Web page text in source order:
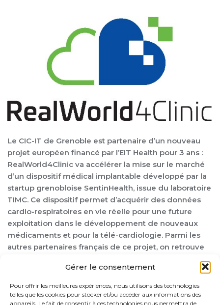
Gérer le consentement
Pour offrir les meilleures expériences, nous utilisons des technologies
telles que les cookies pour stocker et/ou accéder aux informations des
appareils. Le fait de consentir à ces technologies nous permettra de
Le CIC-IT de Grenoble est partenaire d’un nouveau
projet européen financé par l’EIT Health pour 3 ans :
RealWorld4Clinic va accélérer la mise sur le marché
d’un dispositif médical implantable développé par la
startup grenobloise SentinHealth, issue du laboratoire
TIMC. Ce dispositif permet d’acquérir des données
cardio-respiratoires en vie réelle pour une future
exploitation dans le développement de nouveaux
médicaments et pour la télé-cardiologie. Parmi les
autres partenaires français de ce projet, on retrouve
CHU de Rennes. Les CHU de Grenoble-Alpes et de
Rennes sont impliqués dans l’étude clinique qui doit
conduire au marquage CE du dispositif. La réunion de